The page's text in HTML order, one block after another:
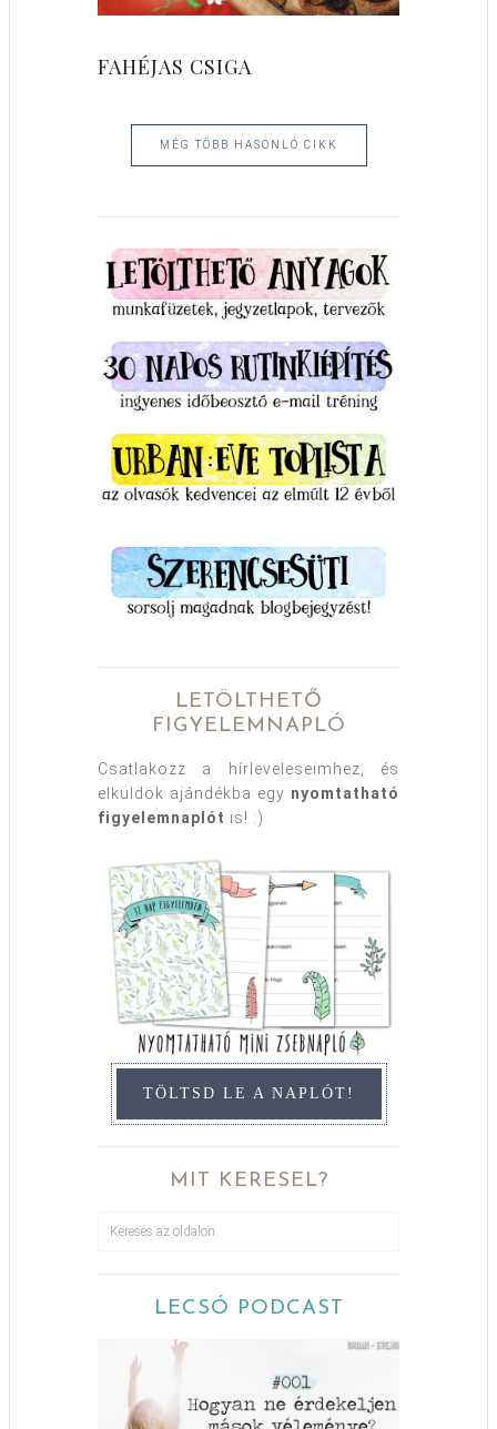
FAHÉJAS CSIGA
MÉG TÖBB HASONLÓ CIKK
LETÖLTHETŐ
FIGYELEMNAPLÓ
Csatlakozz a hírleveleseimhez, és
elküldök ajándékba egy nyomtatható
figyelemnaplót is! :)
TÖLTSD LE A NAPLÓT!
MIT KERESEL?
LECSÓ PODCAST